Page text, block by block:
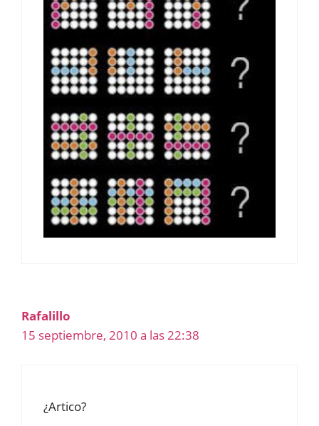
Rafalillo
15 septiembre, 2010 a las 22:38
¿Artico?